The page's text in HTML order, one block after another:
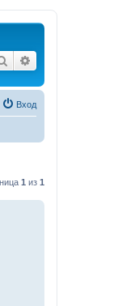
Поиск
Вход
1 из 1